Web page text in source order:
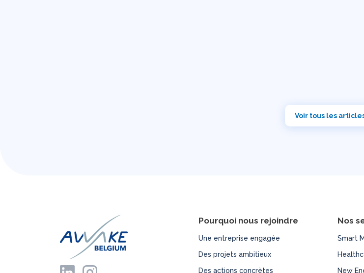
Voir tous les
Pourquoi nous rejoindre
Une entreprise engagée
Des projets ambitieux
Des actions concrètes
Nos
Smart
New